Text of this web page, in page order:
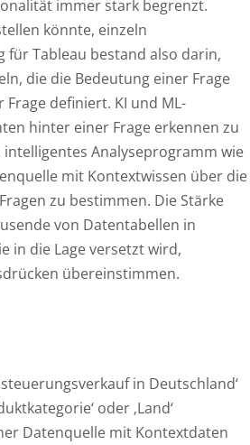
immer stark begrenzt.
könnte, einzeln
Tableau bestand also darin,
die die Bedeutung einer Frage
definiert. KI und ML-
hinter einer Frage erkennen zu
Analyseprogramm wie
mit Kontextwissen über die
zu bestimmen. Die Stärke
von Datentabellen in
in die Lage versetzt wird,
übereinstimmen.
in Deutschland‘
oder ‚Land‘
Datenquelle mit Kontextdaten